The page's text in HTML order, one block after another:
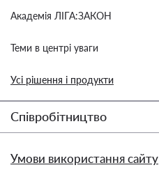
Академія ЛІГА:ЗАКОН
Теми в центрі уваги
Усі рішення і продукти
Співробітництво
Умови використання сайту